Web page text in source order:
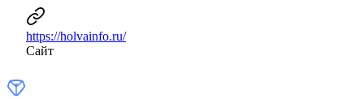
https://holvainfo.ru/
Сайт